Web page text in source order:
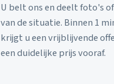
U belt ons en deelt foto's
van de situatie. Binnen 1
krijgt u een vrijblijvende
een duidelijke prijs vooraf.